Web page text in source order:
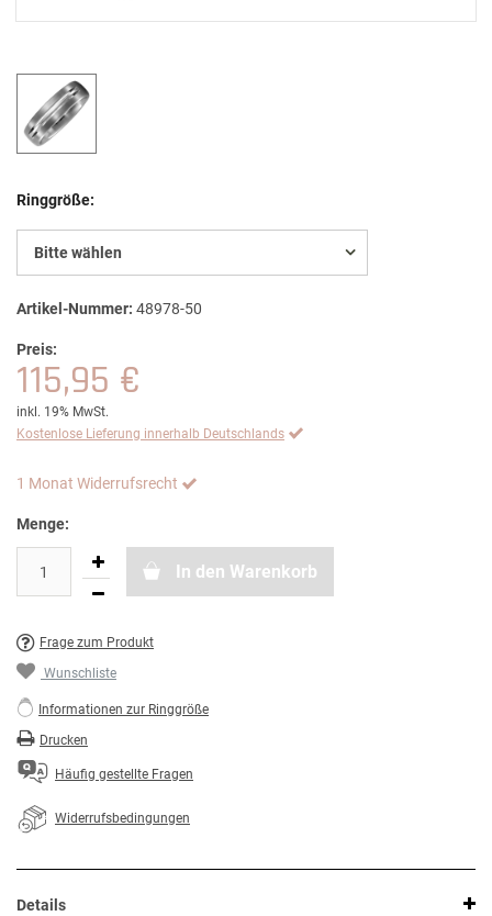
Ringgröße:
Bitte wählen
Artikel-Nummer: 48978-50
Preis:
115,95 €
inkl. 19% MwSt.
Kostenlose Lieferung innerhalb Deutschlands
1 Monat Widerrufsrecht
Menge:
In den Warenkorb
Frage zum Produkt
Wunschliste
Informationen zur Ringgröße
Drucken
Häufig gestellte Fragen
Widerrufsbedingungen
Details